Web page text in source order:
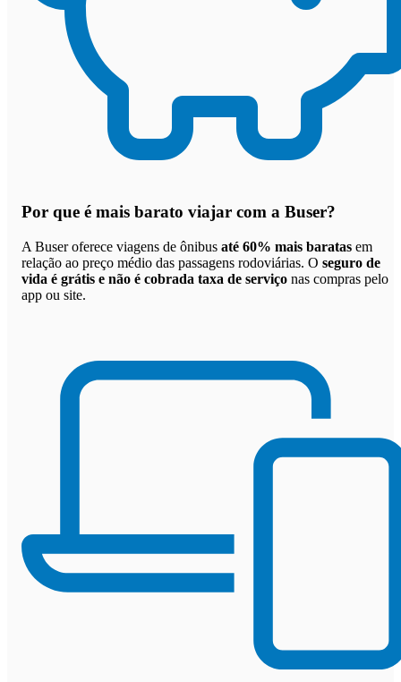
Por que é mais barato viajar com a Buser?
A Buser oferece viagens de ônibus até 60% mais baratas em
relação ao preço médio das passagens rodoviárias. O seguro de
vida é grátis e não é cobrada taxa de serviço nas compras pelo
app ou site.